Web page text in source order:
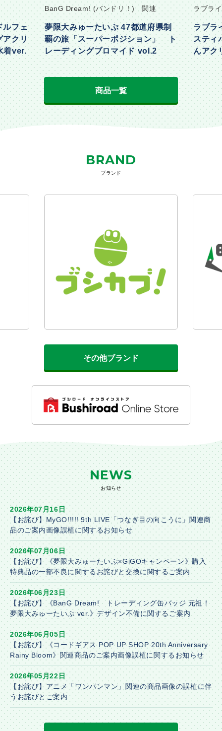
ルフェ
アクリ
着ver.
BanG Dream! (バンドリ！) 関連
夢限大みゅーたいぷ 47都道府県制
覇の旅「スーパーポジション」 ト
レーディングブロマイド vol.2
ラブラ
ラブラ
スティ
んアク
商品一覧
BRAND
ブランド
その他ブランド
NEWS
お知らせ
2026年07月16日
【お詫び】MyGO!!!!! 9th LIVE「つなぎ目の向こうに」関連商
品のご案内画像誤植に関するお知らせ
2026年07月06日
【お詫び】《夢限大みゅーたいぷ×GiGOキャンペーン》購入
特典品の一部不良に関するお詫びと交換に関するご案内
2026年06月23日
【お詫び】《BanG Dream! トレーディング缶バッジ 元祖！
夢限大みゅーたいぷ ver.》デザイン不備に関するご案内
2026年06月05日
【お詫び】《コードギアス POP UP SHOP 20th Anniversary
Rainy Bloom》関連商品のご案内画像誤植に関するお知らせ
2026年05月22日
【お詫び】アニメ「ワンパンマン」関連の商品画像の誤植に伴
うお詫びとご案内